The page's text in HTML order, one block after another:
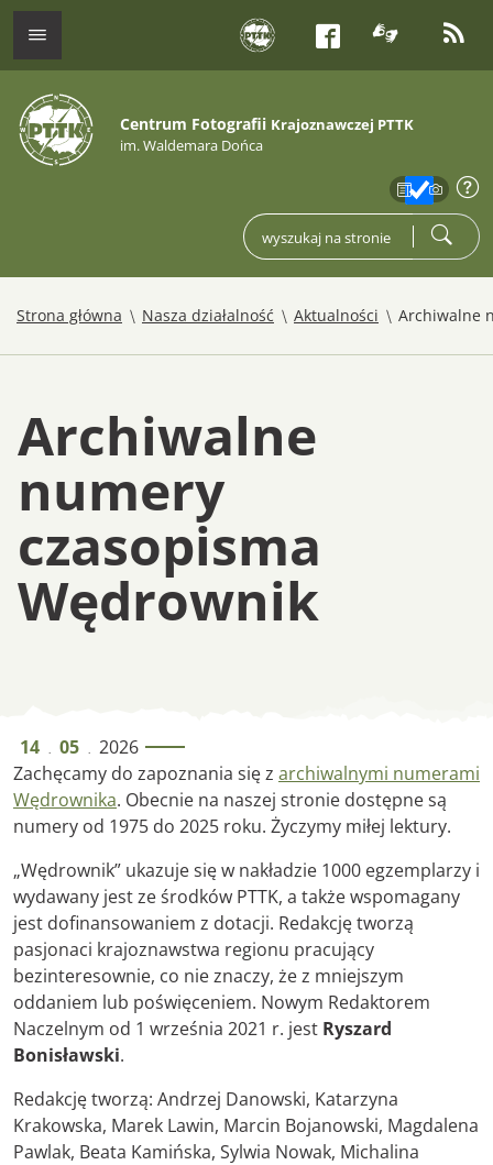
menu
Facebook
tłumacz
Centrum Fotografii Krajoznawczej PTTK
im. Waldemara Dońca
szukaj
Strona główna /
Nasza działalność /
Aktualności /
Archiwalne
Archiwalne
numery
czasopisma
Wędrownik
Archiwalne
14 . 05 .
2026
Zachęcamy do zapoznania się z archiwalnymi numerami
Wędrownika. Obecnie na naszej stronie dostępne są
numery od 1975 do 2025 roku. Życzymy miłej lektury.
„Wędrownik” ukazuje się w nakładzie 1000 egzemplarzy i
wydawany jest ze środków PTTK, a także wspomagany
jest dofinansowaniem z dotacji. Redakcję tworzą
pasjonaci krajoznawstwa regionu pracujący
bezinteresownie, co nie znaczy, że z mniejszym
oddaniem lub poświęceniem. Nowym Redaktorem
Naczelnym od 1 września 2021 r. jest Ryszard
Bonisławski.
Redakcję tworzą: Andrzej Danowski, Katarzyna
Krakowska, Marek Lawin, Marcin Bojanowski, Magdalena
Pawlak, Beata Kamińska, Sylwia Nowak, Michalina